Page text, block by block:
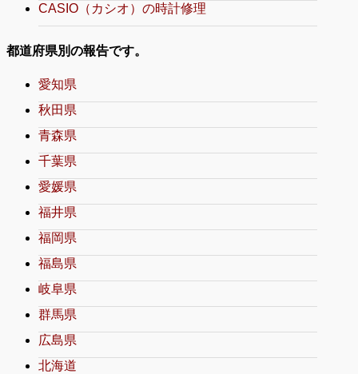
CASIO（カシオ）の時計修理
都道府県別の報告です。
愛知県
秋田県
青森県
千葉県
愛媛県
福井県
福岡県
福島県
岐阜県
群馬県
広島県
北海道